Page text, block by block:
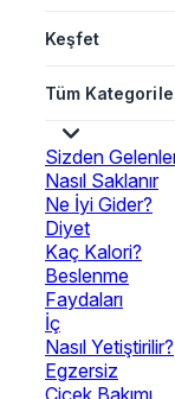
Keşfet
Tüm
Sizden
Nasıl Saklanır
Ne İyi Gider?
Diyet
Kaç Kalori?
Beslenme
Faydaları
İç
Nasıl Yetiştirilir?
Egzersiz
Çiçek Bakımı